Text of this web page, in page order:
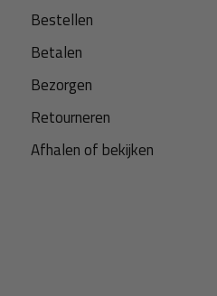
Bestellen
Betalen
Bezorgen
Retourneren
Afhalen of bekijken